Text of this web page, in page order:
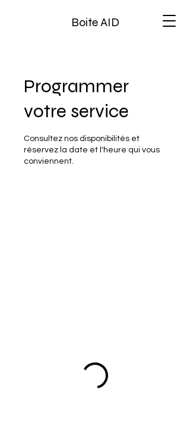
Boite AID
Programmer
votre service
Consultez nos disponibilités et
réservez la date et l'heure qui vous
conviennent.